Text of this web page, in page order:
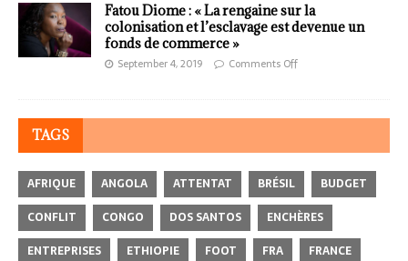
Fatou Diome : « La rengaine sur la
colonisation et l’esclavage est devenue un
fonds de commerce »
September 4, 2019 Comments Off
TAGS
AFRIQUE ANGOLA ATTENTAT BRÉSIL
BUDGET
CONFLIT
CONGO DOS SANTOS
ENCHÈRES
ENTREPRISES
ETHIOPIE FOOT FRA
FRANCE